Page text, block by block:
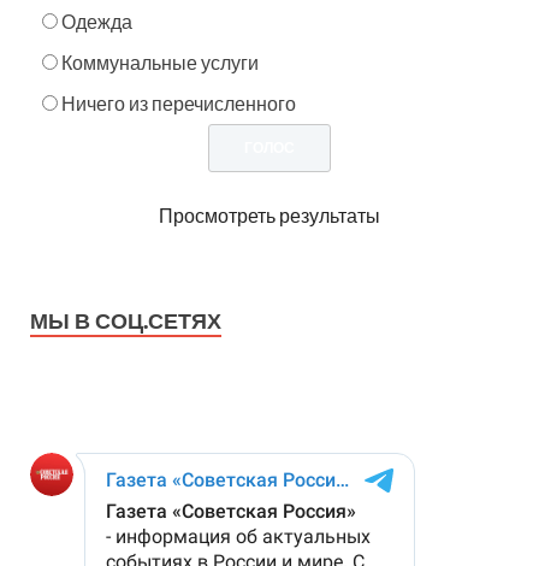
Одежда
Коммунальные услуги
Ничего из перечисленного
Просмотреть результаты
МЫ В СОЦ.СЕТЯХ